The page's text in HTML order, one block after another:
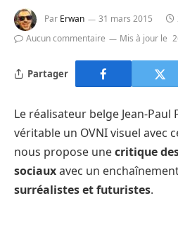
Par Erwan 31 mars 2015
Aucun commentaire
Mis à jour le
Partager
Le réalisateur belge Jean-Paul
véritable un OVNI visuel avec
nous propose unecritique
sociauxavec un
surréalistes et futuristes.